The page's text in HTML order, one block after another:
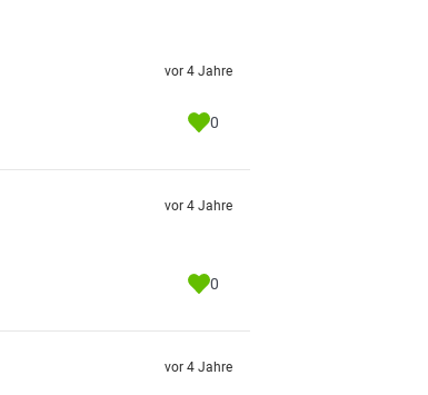
vor 4 Jahre
0
vor 4 Jahre
0
vor 4 Jahre